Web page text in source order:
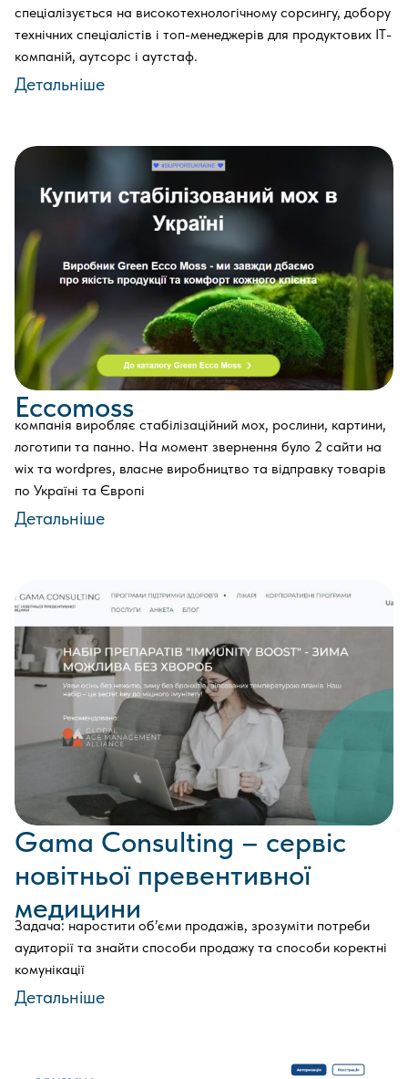
спеціалізується на високотехнологічному сорсингу, добору
технічних спеціалістів і топ-менеджерів для продуктових ІТ-
компаній, аутсорс і аутстаф.
Детальніше
Eccomoss
компанія виробляє стабілізаційний мох, рослини, картини,
логотипи та панно. На момент звернення було 2 сайти на
wix та wordpres, власне виробництво та відправку товарів
по Україні та Європі
Детальніше
Gama Consulting – сервіс
новітньої превентивної
медицини
Задача: наростити об’єми продажів, зрозуміти потреби
аудиторії та знайти способи продажу та способи коректні
комунікації
Детальніше